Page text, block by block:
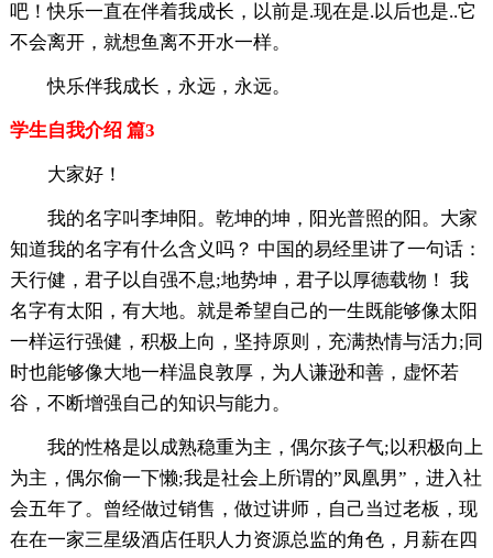
吧！快乐一直在伴着我成长，以前是.现在是.以后也是..它
不会离开，就想鱼离不开水一样。
快乐伴我成长，永远，永远。
学生自我介绍 篇3
大家好！
我的名字叫李坤阳。乾坤的坤，阳光普照的阳。大家
知道我的名字有什么含义吗？ 中国的易经里讲了一句话：
天行健，君子以自强不息;地势坤，君子以厚德载物！ 我
名字有太阳，有大地。就是希望自己的一生既能够像太阳
一样运行强健，积极上向，坚持原则，充满热情与活力;同
时也能够像大地一样温良敦厚，为人谦逊和善，虚怀若
谷，不断增强自己的知识与能力。
我的性格是以成熟稳重为主，偶尔孩子气;以积极向上
为主，偶尔偷一下懒;我是社会上所谓的”凤凰男”，进入社
会五年了。曾经做过销售，做过讲师，自己当过老板，现
在在一家三星级酒店任职人力资源总监的角色，月薪在四